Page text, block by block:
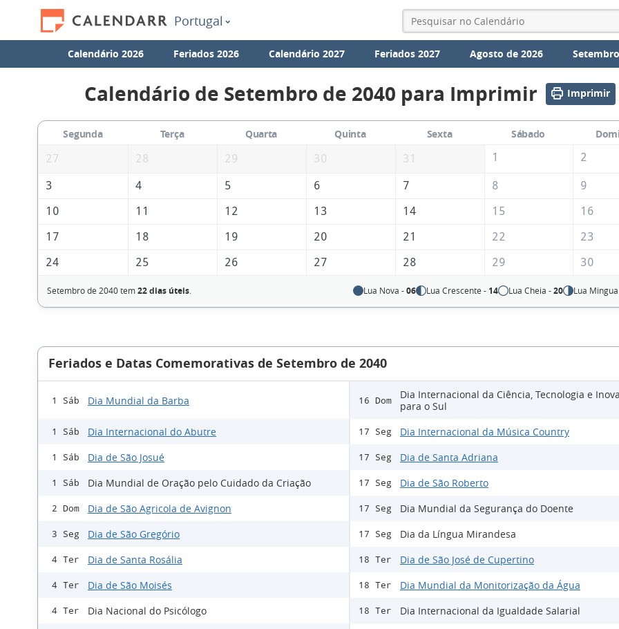
Portugal
Calendário 2026 Feriados 2026 Calendário 2027 Feriados 2027 Agosto de 2026
Calendário de Setembro de 2040 para Imprimir Imprimir
Segunda Terça Quarta Quinta Sexta Sábado
27
28 29 30 31 1 2
3 4 5 6 7 8
9
10
11 12 13 14 15
16
17
18 19 20 21 22
23
24
25 26 27 28 29 30
Setembro de 2040 tem22 dias úteis. Lua Nova -06 Lua Crescente - 14 Lua Cheia -20 Lua
Feriados e Datas Comemorativas de Setembro de 2040
1 Sáb Dia Mundial da Barba
1 Sáb Dia Internacional do Abutre
1 Sáb Dia de São Josué
1 Sáb Dia Mundial de Oração pelo Cuidado da Criação
2 Dom Dia de São Agricola de Avignon
3 Seg Dia de São Gregório
4 Ter Dia de Santa Rosália
4 Ter Dia de São Moisés
4 Ter Dia Nacional do Psicólogo
16 Dom
Dia Internacional da Ciência, Tecnologia e
para o Sul
17 Seg Dia Internacional da Música Country
17 Seg Dia de Santa Adriana
17 Seg Dia de São Roberto
17 Seg Dia Mundial da Segurança do Doente
17 Seg Dia da Língua Mirandesa
18 Ter Dia de São José de Cupertino
18 Ter Dia Mundial da Monitorização da Água
18 Ter Dia Internacional da Igualdade Salarial